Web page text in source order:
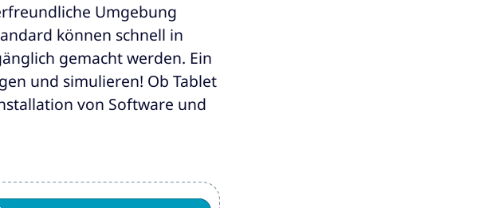
Umgebung
können schnell in
gemacht werden. Ein
und simulieren! Ob Tablet
von Software und